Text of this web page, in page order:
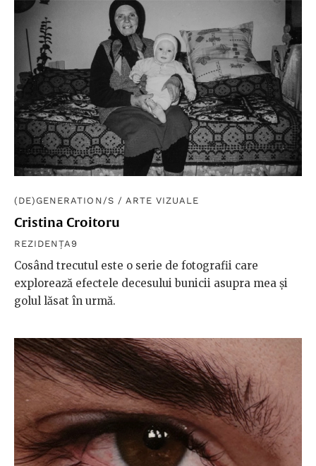
(DE)GENERATION/S / ARTE VIZUALE
Cristina Croitoru
REZIDENȚA9
Cosând trecutul este o serie de fotografii care
explorează efectele decesului bunicii asupra mea și
golul lăsat în urmă.